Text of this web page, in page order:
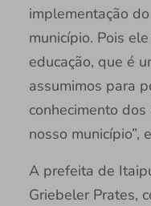
implementação
município. Pois
educação, que é
assumimos para
conhecimento
nosso município”,
A prefeita de
Griebeler Prates,